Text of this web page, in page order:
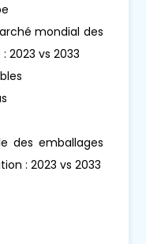
mondial des
2023 vs 2033
des emballages
: 2023 vs 2033